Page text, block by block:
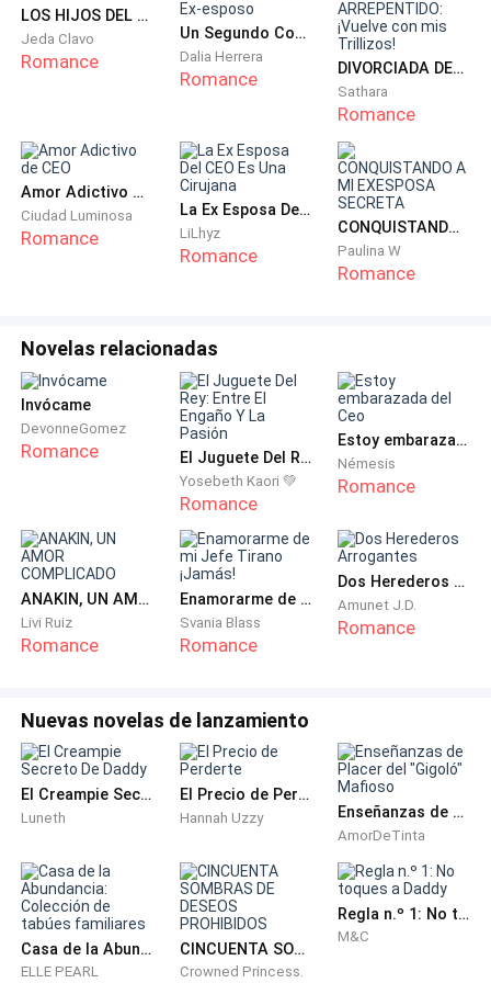
un rato de estar platicando, Gustavo le propone lo
siguiente.
¿por qué no nos vamos a un lugar más tranquilo?,
me gustaría compartir contigo, ¿Qué dices?
Nicole acepta y ambos salieron del lugar y fueron a la
casa de Gustavo, después de varias copas, ella se
ganó la confianza de Gustavo, así que le sirve la
-una vez que tomes el ultimo sorbo hare lo que me
pidas, solo quiero estar mas en ambiente, y se que lo
haras, por que se que te gusto.
sin pensarlo 2 veces Gustavo bebe, Nicole empieza a
firmó su mala suerte, ya que quedó inconsciente.
Al despertar al día siguiente, estaba abandonado a
unas calles de donde vivía, pero estaba
mujeres¨.
Gustavo tomo un par de cartones que encontró y
salió corriendo hacia su casa, las personas que lo
veían pasar, no dejaban de burlarse, lo grabaron y lo
subían a las redes sociales, en poco tiempo se hizo
viral, Gustavo había sido humillado de la peor manera
que se hubiera imaginado.
Cris le agradece a Nicole por lo que hizo, de esa
LOS HIJOS DEL CEO
Jeda Clavo
Romance
Un Segundo Comienzo Con Mi Ex-esposo
Dalia Herrera
Romance DIVORCIADA DEL CEO ARREPENTIDO: ¡Vuelve con mis Trillizos!
Sathara
Romance
Amor Adictivo de CEO
Ciudad Luminosa
Romance
La Ex Esposa Del CEO Es Una Cirujana
LiLhyz
Romance
CONQUISTANDO A MI EXESPOSA SECRETA
Paulina W
Romance
Novelas relacionadas
Invócame
DevonneGomez
Romance El Juguete Del Rey: Entre El Engaño Y La Pasión
Yosebeth Kaori 💚
Romance
Estoy embarazada del Ceo
Némesis
Romance
ANAKIN, UN AMOR COMPLICADO
Livi Ruiz
Romance
Enamorarme de mi Jefe Tirano ¡Jamás!
Svania Blass
Romance
Dos Herederos Arrogantes
Amunet J.D.
Romance
Nuevas novelas de lanzamiento
El Creampie Secreto De Daddy
Luneth
El Precio de Perderte
Hannah Uzzy Enseñanzas de Placer del "Gigoló" Mafioso
AmorDeTinta
Casa de la Abundancia: Colección de tabúes familiares
ELLE PEARL
CINCUENTA SOMBRAS DE DESEOS PROHIBIDOS
Crowned Princess.
Regla n.º 1: No toques a Daddy
M&C